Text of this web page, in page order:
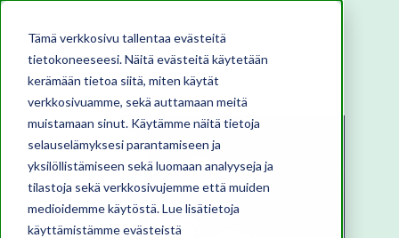
Tämä verkkosivu tallentaa evästeitä
tietokoneeseesi. Näitä evästeitä käytetään
kerämään tietoa siitä, miten käytät
verkkosivuamme, sekä auttamaan meitä
muistamaan sinut. Käytämme näitä tietoja
selauselämyksesi parantamiseen ja
yksilöllistämiseen sekä luomaan analyyseja ja
tilastoja sekä verkkosivujemme että muiden
medioidemme käytöstä. Lue lisätietoja
käyttämistämme evästeistä